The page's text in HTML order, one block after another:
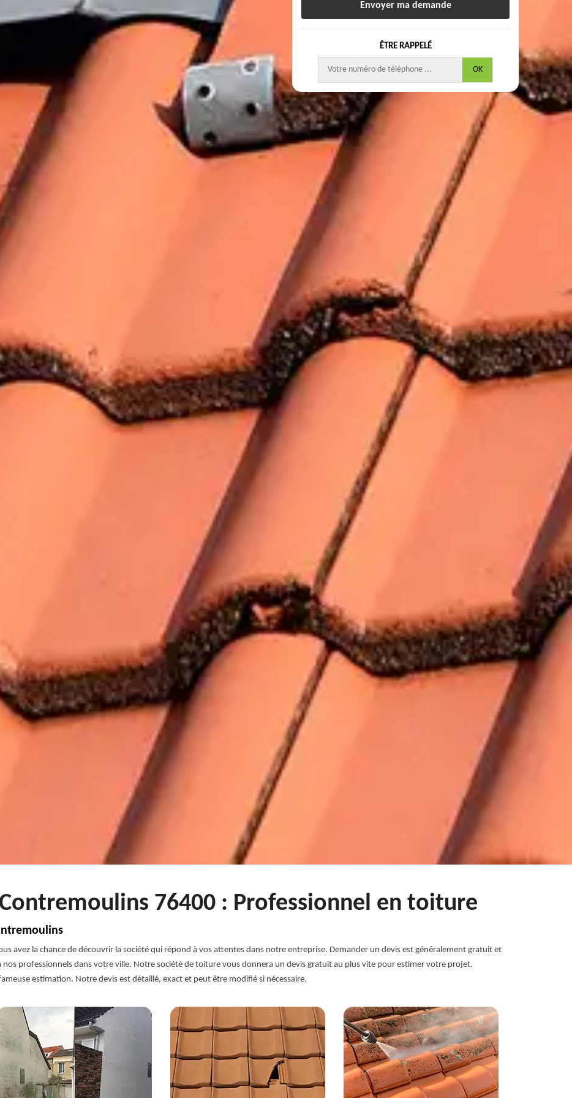
ÊTRE RAPPELÉ
76400 : Professionnel en toiture
avez la chance de découvrir la société qui répond à vos attentes dans notre entreprise. Demander un devis est généralement gratuit et
nos professionnels dans votre ville. Notre société de toiture vous donnera un devis gratuit au plus vite pour estimer votre projet.
estimation. Notre devis est détaillé, exact et peut être modifié si nécessaire.